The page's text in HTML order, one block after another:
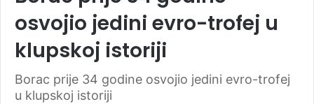
osvojio jedini evro-trofej u
klupskoj istoriji
Borac prije 34 godine osvojio jedini evro-trofej
u klupskoj istoriji